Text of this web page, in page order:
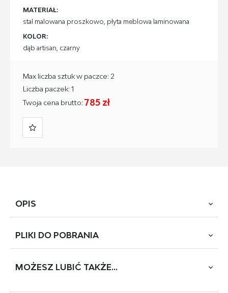
MATERIAŁ:
stal malowana proszkowo, płyta meblowa laminowana
KOLOR:
dąb artisan, czarny
Twoja cena brutto:785 zł
Max liczba sztuk w paczce: 2
Liczba paczek: 1
OPIS
wymiary: 120/60/75-120 cm, biurko z funkcją regulacji
malowana proszkow, kolory: blat - dąb artisan, stelaż -
PLIKI DO POBRANIA
B-53 B-54
MOŻESZ LUBIĆ TAKŻE...